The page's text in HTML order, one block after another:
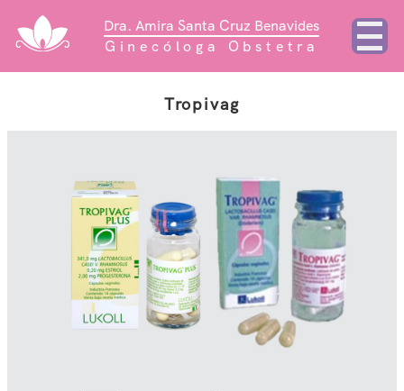
Dra. Amira Santa Cruz Benavides
Ginecóloga Obstetra
Tropivag